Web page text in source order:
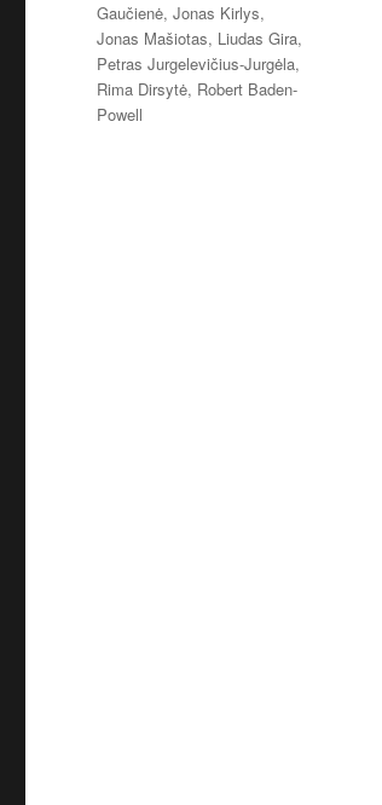
Gaučienė,Jonas Kirlys,
Jonas Mašiotas, Liudas Gira,
Petras Jurgelevičius-Jurgėla,
Rima Dirsytė, Robert Baden-
Powell